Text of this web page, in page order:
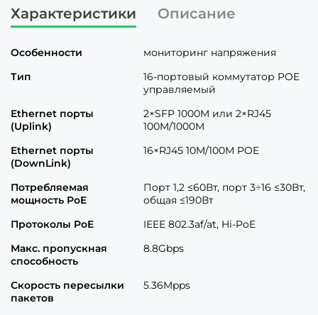
Характеристики Описание
Особенности
мониторинг напряжения
Тип
16-портовый коммутатор POE
управляемый
Ethernet порты
(Uplink)
2×SFP 1000M или 2×RJ45
100M/1000M
Ethernet порты
(DownLink)
16×RJ45 10M/100M POE
Потребляемая
мощность PoE
Порт 1,2 ≤60Вт, порт 3÷16 ≤30Вт,
общая ≤190Вт
Протоколы PoE
IEEE 802.3af/at, Hi-PoE
Макс. пропускная
способность
8.8Gbps
Скорость пересылки
пакетов
5.36Mpps